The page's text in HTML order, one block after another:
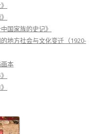
国家族的史记》
地方社会与文化变迁（1920-
本